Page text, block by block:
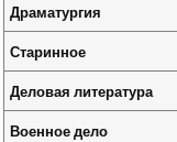
Драматургия
Старинное
Деловая литература
Военное дело